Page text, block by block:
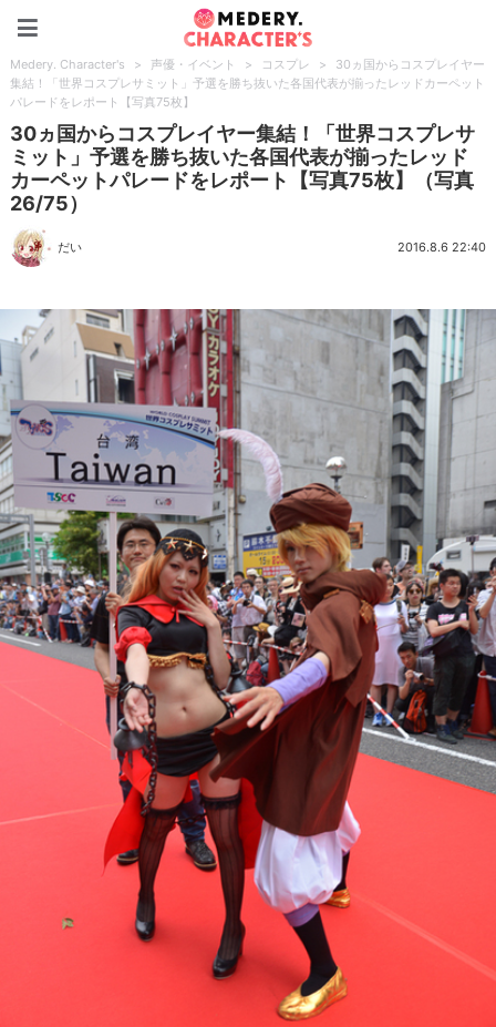
Medery. Character's > 声優・イベント > コスプレ >
30ヵ国からコスプレイヤー
集結！「世界コスプレサミット」予選を勝ち抜いた各国代表が揃ったレッドカーペット
パレードをレポート【写真75枚】
30ヵ国からコスプレイヤー集結！「世界コスプレサ
ミット」予選を勝ち抜いた各国代表が揃ったレッド
カーペットパレードをレポート【写真75枚】（写真
26/75）
だい 2016.8.6 22:40